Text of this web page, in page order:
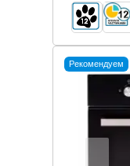
Рекомендуем